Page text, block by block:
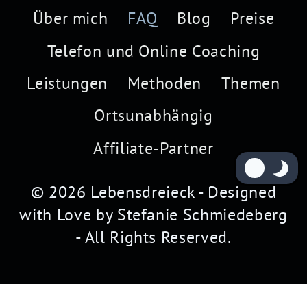
Über mich
FAQ Blog
Preise
Telefon und Online Coaching
Leistungen
Methoden
Themen
Ortsunabhängig
Affiliate-Partner
© 2026 Lebensdreieck - Designed
with Love by Stefanie Schmiedeberg
- All Rights Reserved.